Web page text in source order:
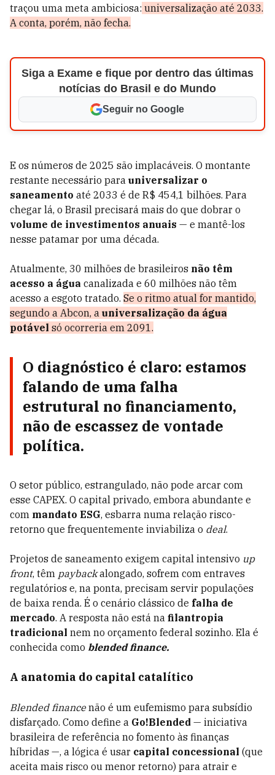
traçou uma meta ambiciosa: universalização até 2033.
A conta, porém, não fecha.
Siga a Exame e fique por dentro das últimas
notícias do Brasil e do Mundo
Seguir no Google
E os números de 2025 são implacáveis. O montante
restante necessário para universalizar o
saneamento até 2033 é de R$ 454,1 bilhões. Para
chegar lá, o Brasil precisará mais do que dobrar o
volume de investimentos anuais — e mantê-los
nesse patamar por uma década.
Atualmente, 30 milhões de brasileiros não têm
acesso a água canalizada e 60 milhões não têm
acesso a esgoto tratado. Se o ritmo atual for mantido,
segundo a Abcon, a universalização da água
potável só ocorreria em 2091.
O diagnóstico é claro: estamos
falando de uma falha
estrutural no financiamento,
não de escassez de vontade
política.
O setor público, estrangulado, não pode arcar com
esse CAPEX. O capital privado, embora abundante e
com mandato ESG, esbarra numa relação risco-
retorno que frequentemente inviabiliza o deal.
Projetos de saneamento exigem capital intensivo up
front, têm paybackalongado, sofrem com entraves
regulatórios e, na ponta, precisam servir populações
de baixa renda. É o cenário clássico de falha de
mercado. A resposta não está na filantropia
tradicional nem no orçamento federal sozinho. Ela é
conhecida como blended finance.
A anatomia do capital catalítico
Blended financenão é um eufemismo para subsídio
disfarçado. Como define a Go!Blended — iniciativa
brasileira de referência no fomento às finanças
híbridas —, a lógica é usar capital concessional (que
aceita mais risco ou menor retorno) para atrair e